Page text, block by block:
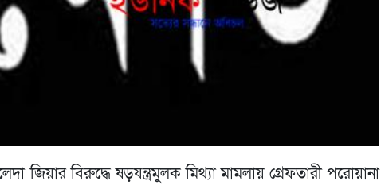
জিয়ার বিরুদ্ধে ষড়যন্ত্রমুলক মিথ্যা মামলায় গ্রেফতারী পরোয়ানা